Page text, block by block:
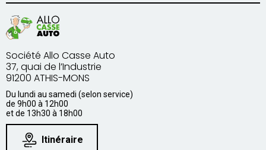
Société Allo Casse Auto
37, quai de l’Industrie
91200 ATHIS-MONS
Du lundi au samedi (selon service)
de 9h00 à 12h00
et de 13h30 à 18h00
Itinéraire